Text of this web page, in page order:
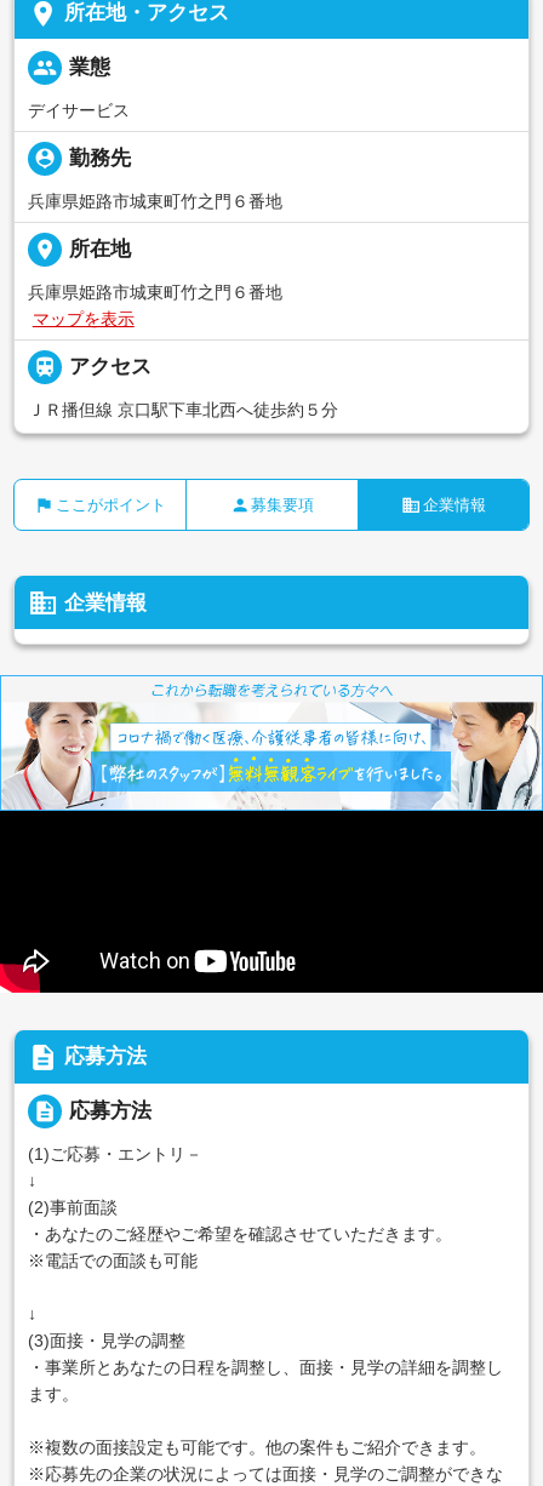
place 所在地・アクセス
people 業態
デイサービス
person_pin 勤務先
兵庫県姫路市城東町竹之門６番地
place 所在地
兵庫県姫路市城東町竹之門６番地
マップを表示
 アクセス
ＪＲ播但線 京口駅下車北西へ徒歩約５分
flag ここがポイント person 募集要項 business 企業情報
business 企業情報
description 応募方法
description 応募方法
(1)ご応募・エントリ－
↓
(2)事前面談
・あなたのご経歴やご希望を確認させていただきます。
※電話での面談も可能
↓
(3)面接・見学の調整
・事業所とあなたの日程を調整し、面接・見学の詳細を調整し
ます。
※複数の面接設定も可能です。他の案件もご紹介できます。
※応募先の企業の状況によっては面接・見学のご調整ができな